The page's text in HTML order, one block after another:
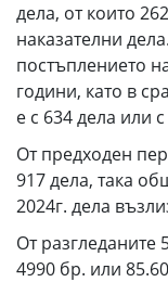
дела, от които
наказателни
постъплението
години, като в
е с 634 дела или
От предходен
917 дела, така
2024г. дела
От
4990 бр. или